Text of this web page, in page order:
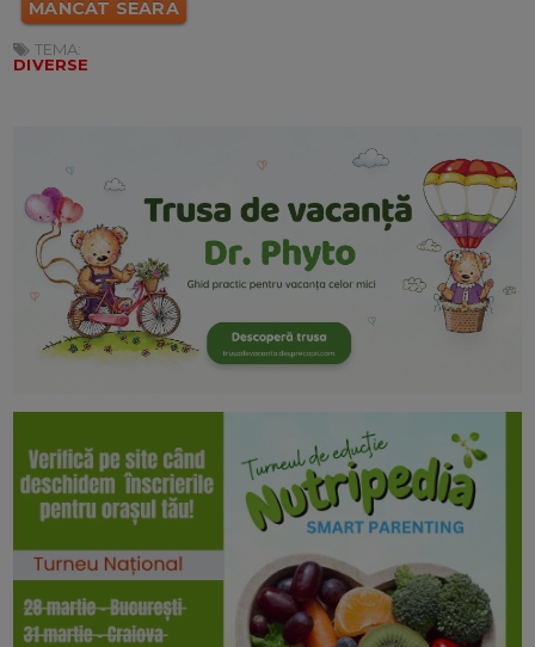
MANCAT SEARA
TEMA:
DIVERSE